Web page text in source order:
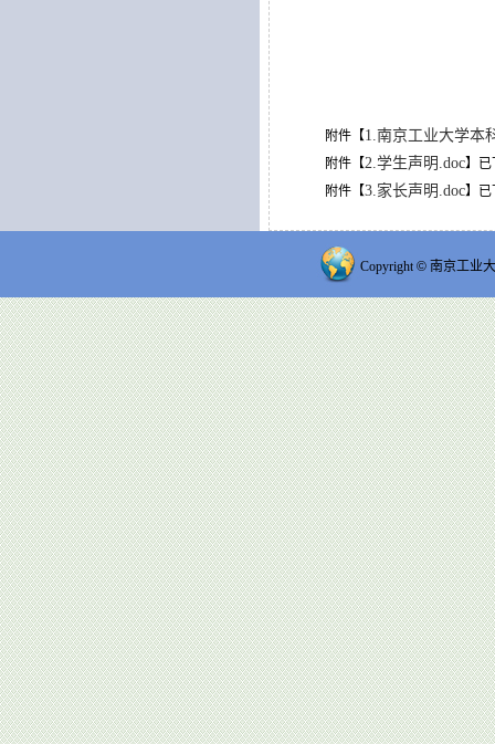
附件【1.南京工业大学本
附件【2.学生声明.doc】已
附件【3.家长声明.doc】已
Copyright© 南京工业